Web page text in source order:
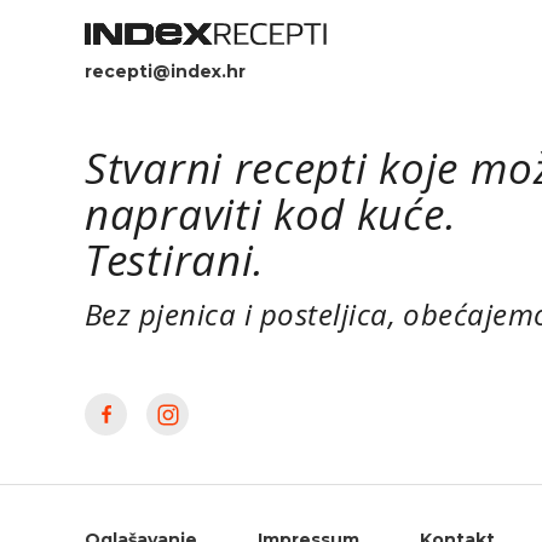
recepti@index.hr
Stvarni recepti koje
napraviti kod kuće.
Testirani.
Bez pjenica i posteljica,